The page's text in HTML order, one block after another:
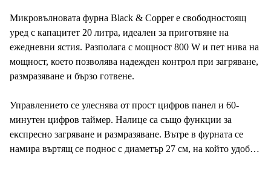
Микровълновата фурна Black & Copper е свободностоящ
уред с капацитет 20 литра, идеален за приготвяне на
ежедневни ястия. Разполага с мощност 800 W и пет нива на
мощност, което позволява надежден контрол при загряване,
размразяване и бързо готвене.
Управлението се улеснява от прост цифров панел и 60-
минутен цифров таймер. Налице са също функции за
експресно загряване и размразяване. Вътре в фурната се
намира въртящ се поднос с диаметър 27 см, на който удобно